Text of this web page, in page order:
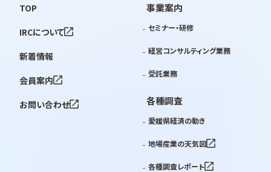
TOP
IRCについて
新着情報
会員案内
お問い合わせ
事業案内
セミナー・研修
経営コンサルティング業務
受託業務
各種調査
愛媛県経済の動き
地場産業の天気図
各種調査レポート